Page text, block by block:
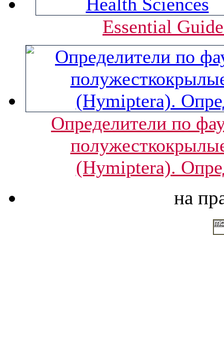
Essential
Определители по
(Hуmiptera).
на